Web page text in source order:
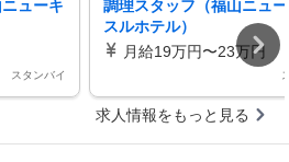
ューキ
スタンバイ
調理スタッフ（福山ニュ
スルホテル）
月給19万円〜23万円
求人情報をもっと見る